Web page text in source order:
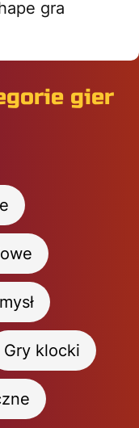
gier
Gry klocki